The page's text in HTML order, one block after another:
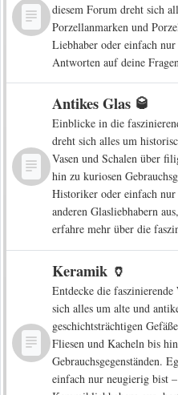
diesem Forum dreht sich
Porzellanmarken und
Liebhaber oder einfach
Antworten auf deine
Antikes Glas 🥃
Einblicke in die
dreht sich alles um
Vasen und Schalen über
hin zu kuriosen
Historiker oder einfach
anderen Glasliebhabern
erfahre mehr über die
Keramik 🏺
Entdecke die
sich alles um alte und
geschichtsträchtigen
Fliesen und Kacheln bis
Gebrauchsgegenständen.
einfach nur neugierig bist